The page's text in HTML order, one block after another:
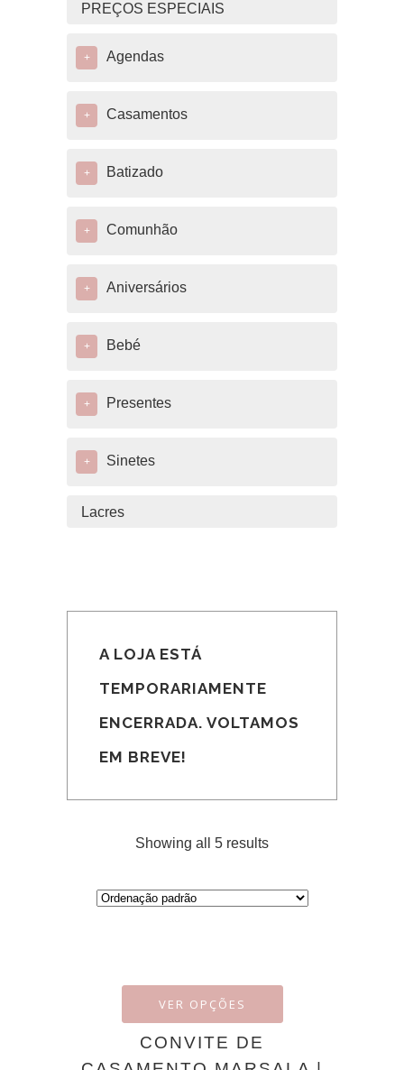
PREÇOS ESPECIAIS
+ Agendas
+ Casamentos
+ Batizado
+ Comunhão
+ Aniversários
+ Bebé
+ Presentes
+ Sinetes
Lacres
A LOJA ESTÁ
TEMPORARIAMENTE
ENCERRADA. VOLTAMOS
EM BREVE!
Showing all 5 results
VER OPÇÕES
CONVITE DE